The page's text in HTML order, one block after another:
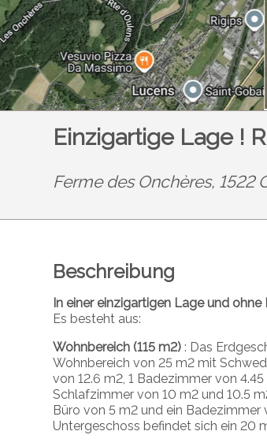
Einzigartige Lage !
Ferme des Onchères, 1522
Beschreibung
In einer einzigartigen Lage und
Es besteht aus:
Wohnbereich (115 m2): Das
Wohnbereich von 25 m2 mit
von 12.6 m2, 1 Badezimmer von
Schlafzimmer von 10 m2 und 10.5
Büro von 5 m2 und ein
Untergeschoss befindet sich ein 20